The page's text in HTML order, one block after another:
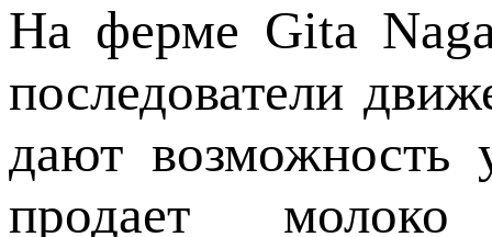
На ферме Gita
последователи
дают возможность
продает молоко